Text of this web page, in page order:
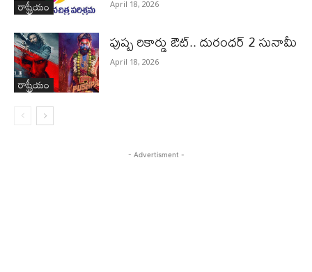
రాష్ట్రీయం April 18, 2026
రాష్ట్రీయం
పుష్ప రికార్డు ఔట్‌.. దురంధ‌ర్ 2 సునామీ
April 18, 2026
- Advertisment -